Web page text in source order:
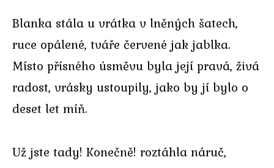
Blanka stála u vrátka v lněných šatech,
ruce opálené, tváře červené jak jablka.
Místo přísného úsměvu byla její pravá, živá
radost, vrásky ustoupily, jako by jí bylo o
deset let míň.
Už jste tady! Konečně! roztáhla náruč,